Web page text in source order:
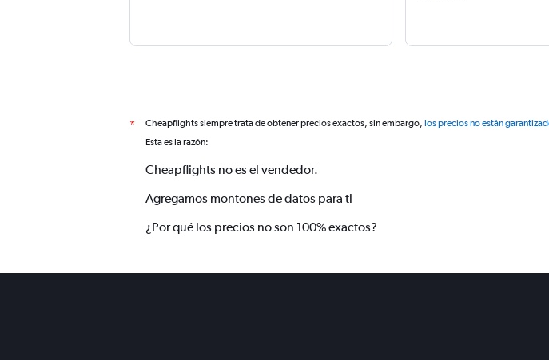
* Cheapflights siempre trata de obtener precios exactos, sin embargo, los precios no están
Esta es la razón:
Cheapflights no es el vendedor.
Agregamos montones de datos para ti
¿Por qué los precios no son 100% exactos?